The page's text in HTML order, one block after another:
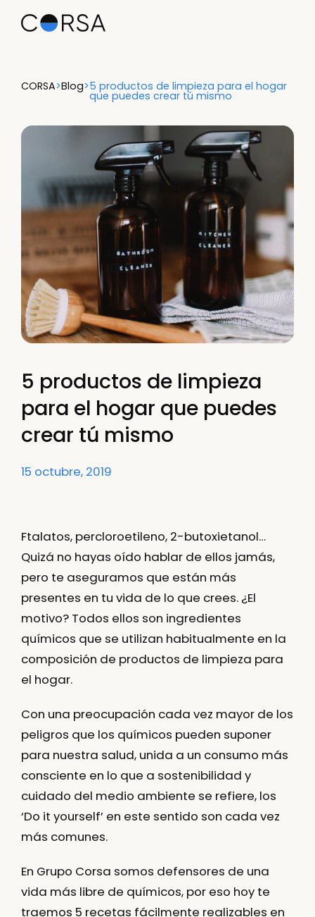
CORSA>Blog>5 productos de limpieza para el hogar
que puedes crear tú mismo
5 productos de limpieza
para el hogar que puedes
crear tú mismo
15 octubre, 2019
Ftalatos, percloroetileno, 2-butoxietanol…
Quizá no hayas oído hablar de ellos jamás,
pero te aseguramos que están más
presentes en tu vida de lo que crees. ¿El
motivo? Todos ellos son ingredientes
químicos que se utilizan habitualmente en la
composición de productos de limpieza para
el hogar.
Con una preocupación cada vez mayor de los
peligros que los químicos pueden suponer
para nuestra salud, unida a un consumo más
consciente en lo que a sostenibilidad y
cuidado del medio ambiente se refiere, los
‘Do it yourself’ en este sentido son cada vez
más comunes.
En Grupo Corsa somos defensores de una
vida más libre de químicos, por eso hoy te
traemos 5 recetas fácilmente realizables en